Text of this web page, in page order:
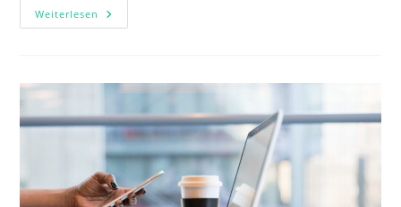
Weiterlesen Welche
Unterschiedlichen